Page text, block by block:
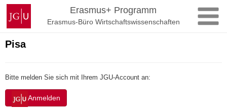
Zum
Inhalt
springen
Johannes
Gutenberg-
Universität
Mainz
Erasmus+ Programm
Erasmus-Büro Wirtschaftswissenschaften
Pisa
Bitte melden Sie sich mit Ihrem JGU-Account an:
Anmelden